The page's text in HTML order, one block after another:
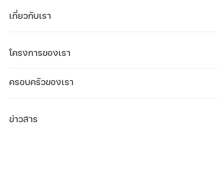
เกี่ยวกับเรา
โครงการของเรา
ครอบครัวของเรา
ข่าวสาร